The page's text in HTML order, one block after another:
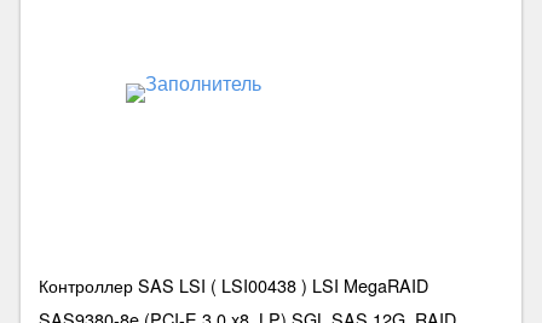
Контроллер SAS LSI ( LSI00438 ) LSI MegaRAID